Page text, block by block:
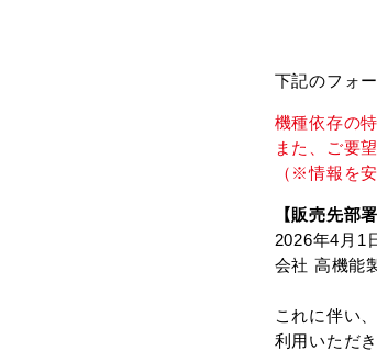
下記のフォ
機種依存の
また、ご要
（※情報を
【販売先部
2026年4月1
会社 高機能
これに伴い
利用いただ